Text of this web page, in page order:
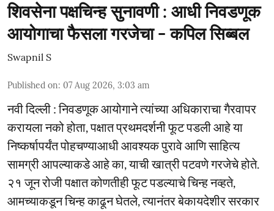
शिवसेना पक्षचिन्ह सुनावणी : आधी निवडणूक
आयोगाचा फैसला गरजेचा - कपिल सिब्बल
Swapnil S
Published on: 07 Aug 2026, 3:03 am
नवी दिल्ली : निवडणूक आयोगाने त्यांच्या अधिकाराचा गैरवापर
करायला नको होता, पक्षात प्रथमदर्शनी फूट पडली आहे या
निष्कर्षापर्यंत पोहचण्याआधी आवश्यक पुरावे आणि साहित्य
सामग्री आपल्याकडे आहे का, याची खात्री पटवणे गरजेचे होते.
२१ जून रोजी पक्षात कोणतीही फूट पडल्याचे चिन्ह नव्हते,
आमच्याकडून चिन्ह काढून घेतले, त्यानंतर बेकायदेशीर सरकार